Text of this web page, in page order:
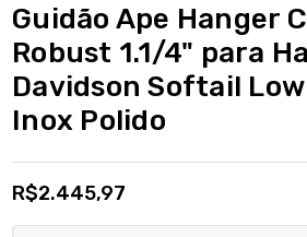
Guidão Ape Hanger
Robust 1.1/4" para
Davidson Softail
Inox Polido
R$2.445,97